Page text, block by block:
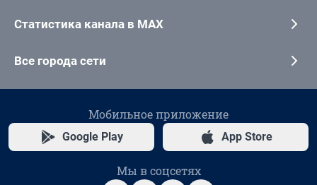
Статистика канала в MAX
Все города сети
Мобильное приложение
Google Play App Store
Мы в соцсетях